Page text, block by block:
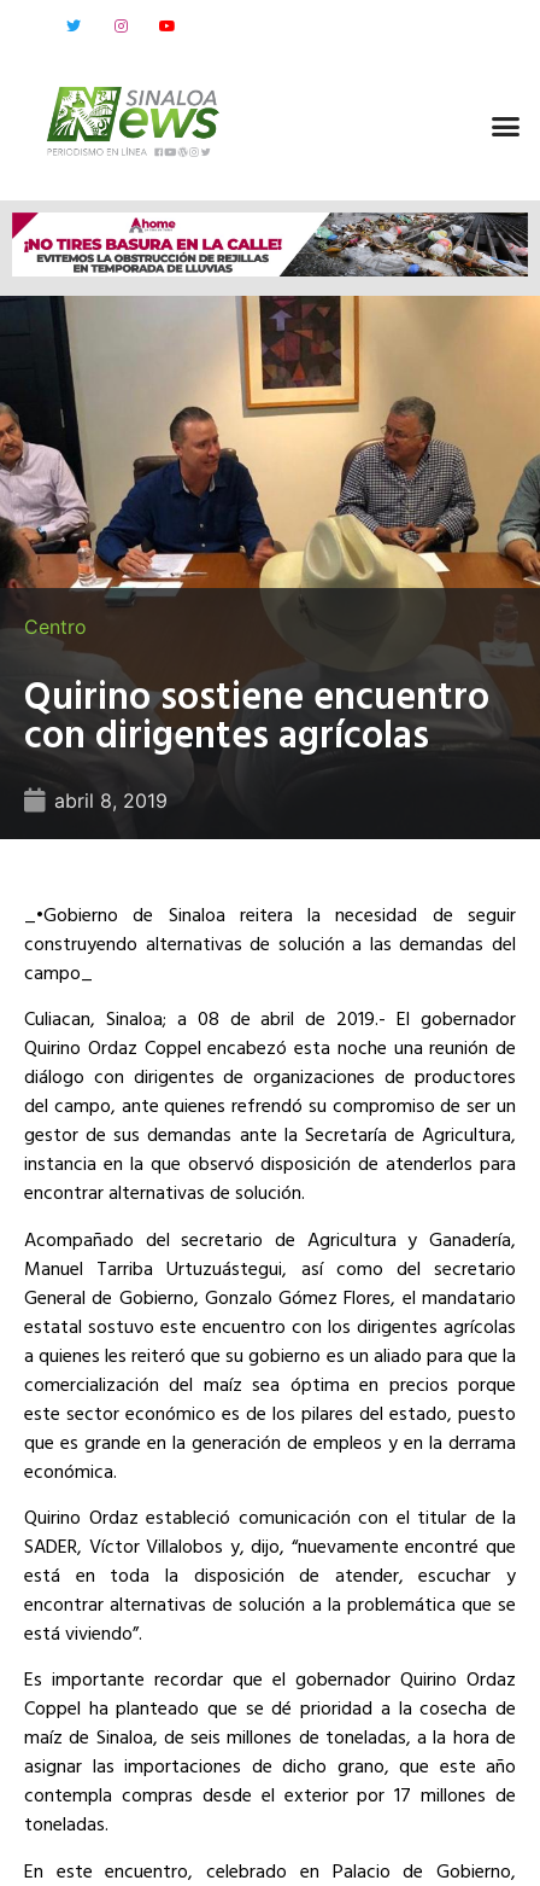
Centro
Quirino sostiene encuentro
con dirigentes agrícolas
abril 8, 2019
_•Gobierno de Sinaloa reitera la necesidad de seguir
construyendo alternativas de solución a las demandas del
campo_
Culiacan, Sinaloa; a 08 de abril de 2019.- El gobernador
Quirino Ordaz Coppel encabezó esta noche una reunión de
diálogo con dirigentes de organizaciones de productores
del campo, ante quienes refrendó su compromiso de ser un
gestor de sus demandas ante la Secretaría de Agricultura,
instancia en la que observó disposición de atenderlos para
encontrar alternativas de solución.
Acompañado del secretario de Agricultura y Ganadería,
Manuel Tarriba Urtuzuástegui, así como del secretario
General de Gobierno, Gonzalo Gómez Flores, el mandatario
estatal sostuvo este encuentro con los dirigentes agrícolas
a quienes les reiteró que su gobierno es un aliado para que la
comercialización del maíz sea óptima en precios porque
este sector económico es de los pilares del estado, puesto
que es grande en la generación de empleos y en la derrama
económica.
Quirino Ordaz estableció comunicación con el titular de la
SADER, Víctor Villalobos y, dijo, “nuevamente encontré que
está en toda la disposición de atender, escuchar y
encontrar alternativas de solución a la problemática que se
está viviendo”.
Es importante recordar que el gobernador Quirino Ordaz
Coppel ha planteado que se dé prioridad a la cosecha de
maíz de Sinaloa, de seis millones de toneladas, a la hora de
asignar las importaciones de dicho grano, que este año
contempla compras desde el exterior por 17 millones de
toneladas.
En este encuentro, celebrado en Palacio de Gobierno,